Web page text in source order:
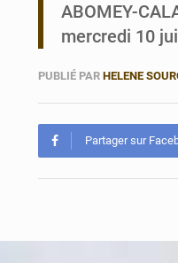
ABOMEY-
mercredi 10
PUBLIÉ PAR HELENE
Partager sur